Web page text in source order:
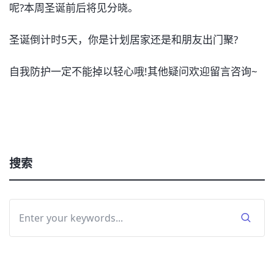
呢?本周圣诞前后将见分晓。
圣诞倒计时5天，你是计划居家还是和朋友出门聚?
自我防护一定不能掉以轻心哦!其他疑问欢迎留言咨询~
搜索